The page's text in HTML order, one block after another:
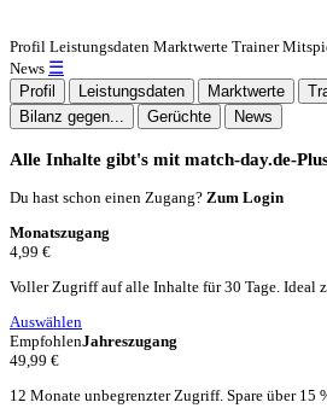
Profil Leistungsdaten Marktwerte Trainer
News ☰
Profil Leistungsdaten Marktwerte
Bilanz gegen...
Gerüchte News
Alle Inhalte gibt's mit match-day.de-
Du hast schon einen Zugang? Zum Login
Monatszugang
4,99 €
Voller Zugriff auf alle Inhalte für 30 Tage. Ideal
Auswählen
EmpfohlenJahreszugang
49,99 €
12 Monate unbegrenzter Zugriff. Spare über 15